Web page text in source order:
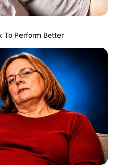
ખાદ્ય પદાર્થો માંથી
ઘટનાઓમાં સતત વધારો
તેને લઈને ઘટનાઓ
આજે આવી જ એક બાબત
અમદાવાદની એક
નીકળી હોવાનું સામે
આવેલ હોટલ પ્રાઈડ
To Perform Better